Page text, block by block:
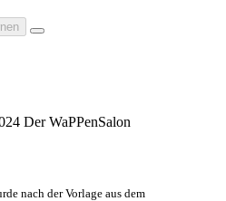
Der WaPPenSalon
nach der Vorlage aus dem